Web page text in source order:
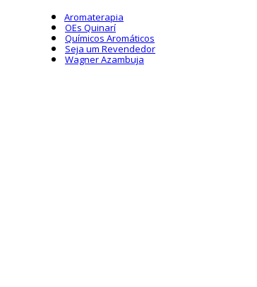
Aromaterapia
OEs Quinarí
Químicos Aromáticos
Seja um Revendedor
Wagner Azambuja